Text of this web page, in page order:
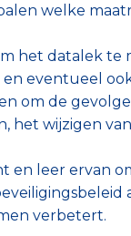
welke
het datalek te
eventueel
om de
het wijzigen
en leer ervan
verbetert.